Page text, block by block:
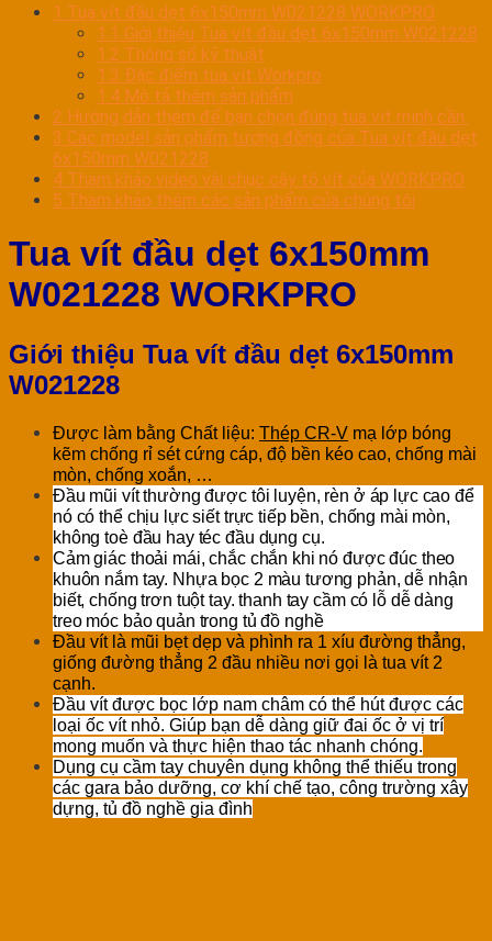
1 Tua vít đầu dẹt 6x150mm W021228 WORKPRO
1.1 Giới thiệu Tua vít đầu dẹt 6x150mm W021228
1.2 Thông số kỹ thuật
1.3 Đặc điểm tua vít Workpro
1.4 Mô tả thêm sản phẩm
2 Hướng dẫn thêm để bạn chọn đúng tua vít mình cần
3 Các model sản phẩm tương đồng của Tua vít đầu dẹt
6x150mm W021228
4 Tham khảo video vài chục cây tô vít của WORKPRO
5 Tham khảo thêm các sản phẩm của chúng tôi
Tua vít đầu dẹt 6x150mm
W021228 WORKPRO
Giới thiệu Tua vít đầu dẹt 6x150mm
W021228
Được làm bằng Chất liệu: Thép CR-V mạ lớp bóng
kẽm chống rỉ sét cứng cáp, độ bền kéo cao, chống mài
mòn, chống xoắn, …
Đầu mũi vít thường được tôi luyện, rèn ở áp lực cao để
nó có thể chịu lực siết trực tiếp bền, chống mài mòn,
không toè đầu hay téc đầu dụng cụ.
Cảm giác thoải mái, chắc chắn khi nó được đúc theo
khuôn nắm tay. Nhựa bọc 2 màu tương phản, dễ nhận
biết, chống trơn tuột tay. thanh tay cầm có lỗ dễ dàng
treo móc bảo quản trong tủ đồ nghề
Đầu vít là mũi bẹt dẹp và phình ra 1 xíu đường thẳng,
giống đường thẳng 2 đầu nhiều nơi gọi là tua vít 2
cạnh.
Đầu vít được bọc lớp nam châm có thể hút được các
loại ốc vít nhỏ. Giúp bạn dễ dàng giữ đai ốc ở vị trí
mong muốn và thực hiện thao tác nhanh chóng.
Dụng cụ cầm tay chuyên dụng không thể thiếu trong
các gara bảo dưỡng, cơ khí chế tạo, công trường xây
dựng, tủ đồ nghề gia đình